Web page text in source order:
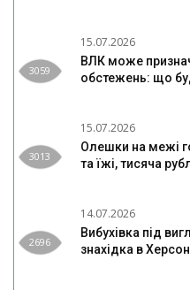
3059
15.07.2026
ВЛК може
обстежень: що
3013
15.07.2026
Олешки на межі
та їжі, тисяча
2696
14.07.2026
Вибухівка під
знахідка в